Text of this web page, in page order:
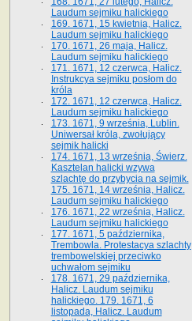
Laudum sejmiku halickiego
169. 1671, 15 kwietnia, Halicz.
Laudum sejmiku halickiego
170. 1671, 26 maja, Halicz.
Laudum sejmiku halickiego
171. 1671, 12 czerwca, Halicz.
Instrukcya sejmiku posłom do
króla
172. 1671, 12 czerwca, Halicz.
Laudum sejmiku halickiego
173. 1671, 9 września, Lublin.
Uniwersał króla, zwołujący
sejmik halicki
174. 1671, 13 września, Świerz.
Kasztelan halicki wzywa
szlachtę do przybycia na sejmik.
175. 1671, 14 września, Halicz.
Laudum sejmiku halickiego
176. 1671, 22 września, Halicz.
Laudum sejmiku halickiego
177. 1671, 5 października,
Trembowla. Protestacya szlachty
trembowelskiej przeciwko
uchwałom sejmiku
178. 1671, 29 października,
Halicz. Laudum sejmiku
halickiego. 179. 1671, 6
listopada, Halicz. Laudum